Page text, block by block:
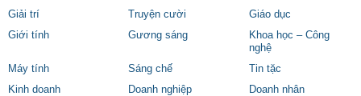
Giải trí
Truyện cười
Giáo dục
Giới tính
Gương sáng
Khoa học – Công
nghệ
Máy tính
Sáng chế
Tin tặc
Kinh doanh
Doanh nghiệp
Doanh nhân